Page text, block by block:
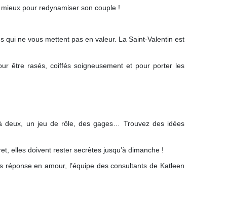
pour redynamiser son couple !
qui ne vous mettent pas en valeur. La Saint-Valentin est
être rasés, coiffés soigneusement et pour porter les
à deux, un jeu de rôle, des gages… Trouvez des idées
elles doivent rester secrètes jusqu’à dimanche !
en amour, l’équipe des consultants de Katleen